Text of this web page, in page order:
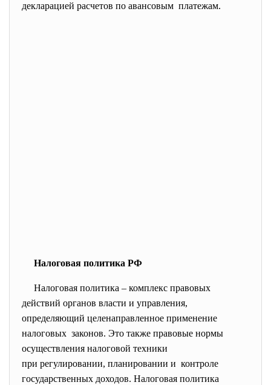
декларацией расчетов по авансовым платежам.
Налоговая политика РФ
Налоговая политика – комплекс правовых
действий органов власти и управления,
определяющий целенаправленное применение
налоговых законов. Это также правовые нормы
осуществления налоговой техники
при регулировании, планировании и контроле
государственных доходов. Налоговая политика